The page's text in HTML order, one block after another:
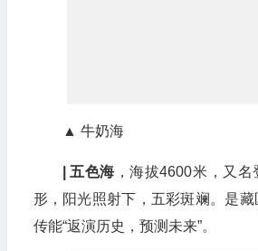
▲ 牛奶海
| 五色海 ，海拔4600米，又
形，阳光照射下，五彩斑斓。是
传能“返演历史，预测未来”。